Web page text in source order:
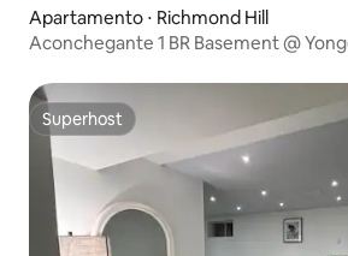
Apartamento ⋅ Richmond Hill
Aconchegante 1 BR Basement @
Superhost
Superhost